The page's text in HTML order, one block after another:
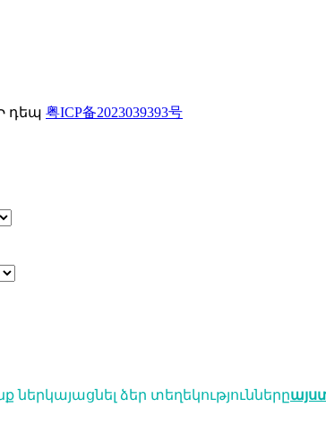
粤ICP备2023039393号
ձեր տեղեկությունները